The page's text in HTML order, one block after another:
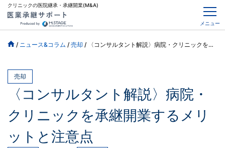
クリニックの医院継承・承継開業(M&A)
メニュー
/ ニュース&コラム / 売却 / 〈コンサルタント解説〉病院・クリニックを承継開業するメリットと注意点
売却
〈コンサルタント解説〉病院・
クリニックを承継開業するメリ
ットと注意点